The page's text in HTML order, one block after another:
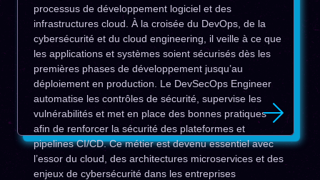
processus de développement logiciel et des
infrastructures cloud. À la croisée du DevOps, de la
cybersécurité et du cloud engineering, il veille à ce que
les applications et systèmes soient sécurisés dès les
premières phases de développement jusqu’au
déploiement en production. Le DevSecOps Engineer
automatise les contrôles de sécurité, supervise les
vulnérabilités et met en place des bonnes pratiques
afin de renforcer la sécurité des plateformes et
pipelines CI/CD. Ce métier est devenu essentiel avec
l’essor du cloud, des architectures microservices et des
enjeux de cybersécurité dans les entreprises